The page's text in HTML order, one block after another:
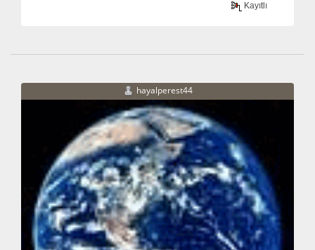
Kayıtlı
hayalperest44